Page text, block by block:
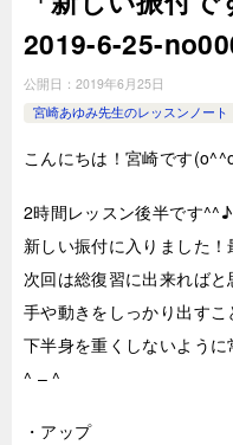
2019-6-25-
公開日： 2019年6月25日
宮崎あゆみ先生のレッスンノート
こんにちは！宮崎です
2時間レッスン後半です^^♪
新しい振付に入りました！
次回は総復習に出来ればと
手や動きをしっかり出すこ
下半身を重くしないよう
^ – ^
・アップ